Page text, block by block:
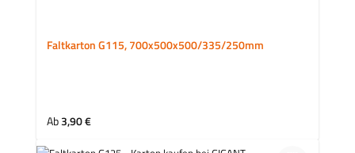
Faltkarton G115, 700x500x500/335/250mm
Regulärer Preis:
Ab3,90 €